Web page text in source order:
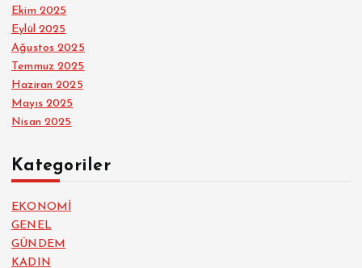
Ekim 2025
Eylül 2025
Ağustos 2025
Temmuz 2025
Haziran 2025
Mayıs 2025
Nisan 2025
Kategoriler
EKONOMİ
GENEL
GÜNDEM
KADIN